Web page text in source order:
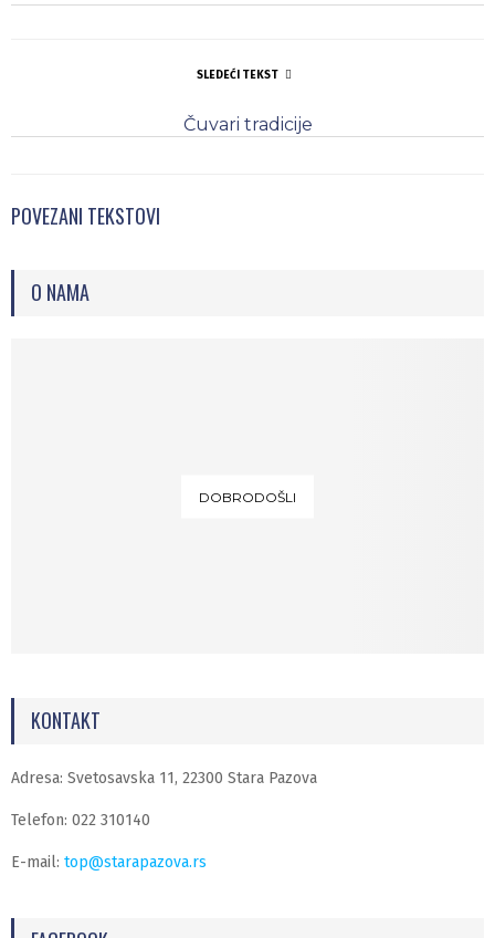
SLEDEĆI TEKST
Čuvari tradicije
POVEZANI TEKSTOVI
O NAMA
DOBRODOŠLI
KONTAKT
Adresa: Svetosavska 11, 22300 Stara Pazova
Telefon: 022 310140
E-mail: top@starapazova.rs